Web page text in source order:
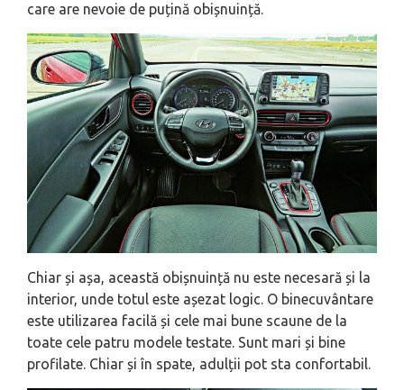
care are nevoie de puțină obișnuință.
Chiar și așa, această obișnuință nu este necesară și la
interior, unde totul este așezat logic. O binecuvântare
este utilizarea facilă și cele mai bune scaune de la
toate cele patru modele testate. Sunt mari și bine
profilate. Chiar și în spate, adulții pot sta confortabil.